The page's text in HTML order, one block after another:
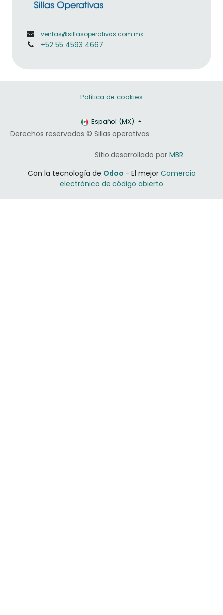
ventas@sillasoperativas.com.mx
+52 55 4593 4667
Política de cookies
Derechos reservados © Sillas operativas
​​Sitio desarrollado por MBR
Español (MX)
Con la tecnología de Odoo - El mejor Comercio
electrónico de código abierto